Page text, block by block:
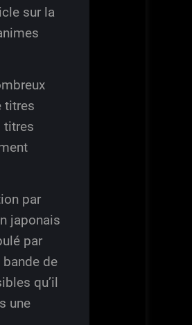
sur la
titres
titres
par
japonais
par
de
qu’il
une